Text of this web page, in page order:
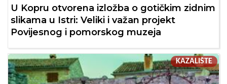
U Kopru otvorena izložba o gotičkim zidnim
slikama u Istri: Veliki i važan projekt
Povijesnog i pomorskog muzeja
KAZALIŠTE